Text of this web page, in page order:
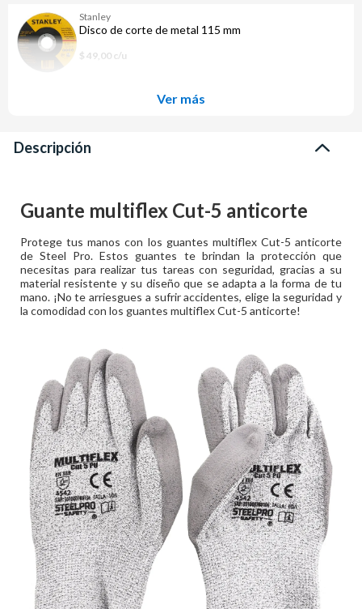
Stanley
Disco de corte de metal 115 mm
$ 49,00 c/u
Ver más
Descripción
Guante multiflex Cut-5 anticorte
Protege tus manos con los guantes multiflex Cut-5 anticorte
de Steel Pro. Estos guantes te brindan la protección que
necesitas para realizar tus tareas con seguridad, gracias a su
material resistente y su diseño que se adapta a la forma de tu
mano. ¡No te arriesgues a sufrir accidentes, elige la seguridad y
la comodidad con los guantes multiflex Cut-5 anticorte!